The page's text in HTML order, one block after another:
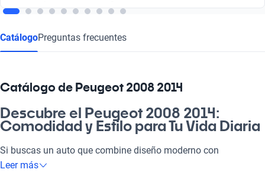
CatálogoPreguntas frecuentes
Catálogo de Peugeot 2008 2014
Descubre el Peugeot 2008 2014:
Comodidad y Estilo para Tu Vida Diaria
Si buscas un auto que combine diseño moderno con
funcionalidad, el Peugeot 2008 2014 es la máquina perfecta
Leer más